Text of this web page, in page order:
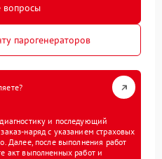
парогенераторов
и последующий
наряд с указанием страховых
Далее, после выполнения работ
акт выполненных работ и